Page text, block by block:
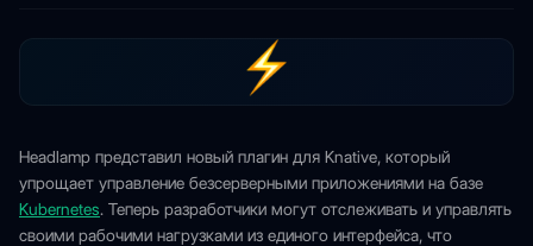
Headlamp представил новый плагин для Knative, который
упрощает управление безсерверными приложениями на базе
Kubernetes. Теперь разработчики могут отслеживать и управлять
своими рабочими нагрузками из единого интерфейса, что